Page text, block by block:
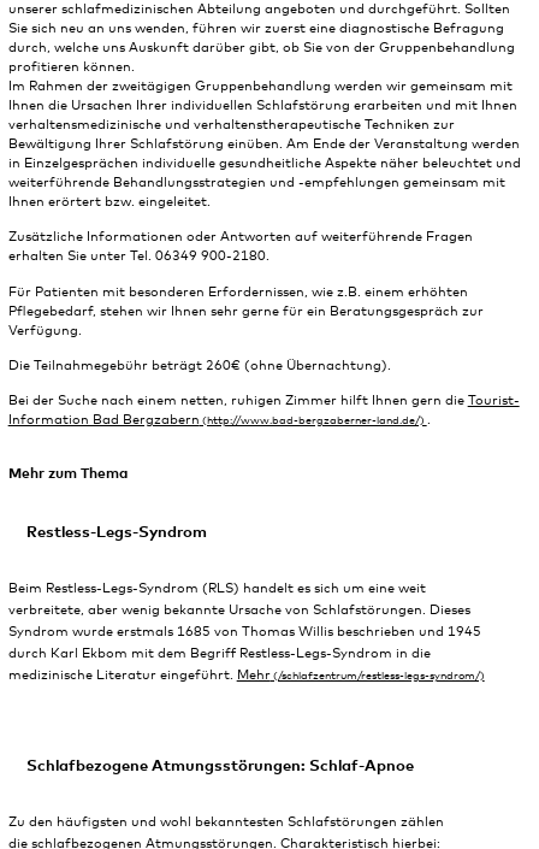
unserer schlafmedizinischen Abteilung angeboten und durchgeführt. Sollten
Sie sich neu an uns wenden, führen wir zuerst eine diagnostische Befragung
durch, welche uns Auskunft darüber gibt, ob Sie von der Gruppenbehandlung
profitieren können.
Im Rahmen der zweitägigen Gruppenbehandlung werden wir gemeinsam mit
Ihnen die Ursachen Ihrer individuellen Schlafstörung erarbeiten und mit Ihnen
verhaltensmedizinische und verhaltenstherapeutische Techniken zur
Bewältigung Ihrer Schlafstörung einüben. Am Ende der Veranstaltung werden
in Einzelgesprächen individuelle gesundheitliche Aspekte näher beleuchtet und
weiterführende Behandlungsstrategien und -empfehlungen gemeinsam mit
Ihnen erörtert bzw. eingeleitet.
Zusätzliche Informationen oder Antworten auf weiterführende Fragen
erhalten Sie unter Tel. 06349 900-2180.
Für Patienten mit besonderen Erfordernissen, wie z.B. einem erhöhten
Pflegebedarf, stehen wir Ihnen sehr gerne für ein Beratungsgespräch zur
Verfügung.
Die Teilnahmegebühr beträgt 260€ (ohne Übernachtung).
Bei der Suche nach einem netten, ruhigen Zimmer hilft Ihnen gern die
Tourist-
Information Bad Bergzabern
.
Mehr zum Thema
Restless-Legs-Syndrom
Beim Restless-Legs-Syndrom (RLS) handelt es sich um eine weit
verbreitete, aber wenig bekannte Ursache von Schlafstörungen. Dieses
Syndrom wurde erstmals 1685 von Thomas Willis beschrieben und 1945
durch Karl Ekbom mit dem Begriff Restless-Legs-Syndrom in die
medizinische Literatur eingeführt.
Mehr
Schlafbezogene Atmungsstörungen: Schlaf-Apnoe
Zu den häufigsten und wohl bekanntesten Schlafstörungen zählen
die schlafbezogenen Atmungsstörungen. Charakteristisch hierbei: